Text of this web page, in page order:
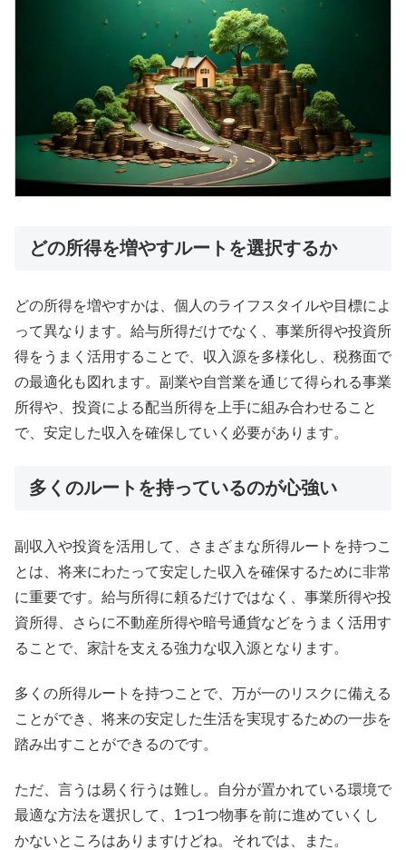
どの所得を増やすルートを選択するか
どの所得を増やすかは、個人のライフスタイルや目標によ
って異なります。給与所得だけでなく、事業所得や投資所
得をうまく活用することで、収入源を多様化し、税務面で
の最適化も図れます。副業や自営業を通じて得られる事業
所得や、投資による配当所得を上手に組み合わせること
で、安定した収入を確保していく必要があります。
多くのルートを持っているのが心強い
副収入や投資を活用して、さまざまな所得ルートを持つこ
とは、将来にわたって安定した収入を確保するために非常
に重要です。給与所得に頼るだけではなく、事業所得や投
資所得、さらに不動産所得や暗号通貨などをうまく活用す
ることで、家計を支える強力な収入源となります。
多くの所得ルートを持つことで、万が一のリスクに備える
ことができ、将来の安定した生活を実現するための一歩を
踏み出すことができるのです。
ただ、言うは易く行うは難し。自分が置かれている環境で
最適な方法を選択して、1つ1つ物事を前に進めていくし
かないところはありますけどね。それでは、また。